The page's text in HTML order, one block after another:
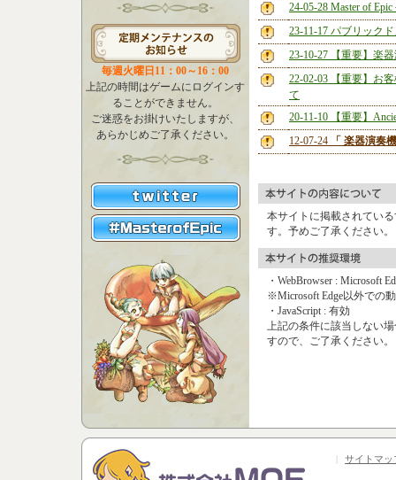
毎週火曜日11：00～16：00
上記の時間はゲームにログインす
ることができません。
ご迷惑をお掛けいたしますが、
あらかじめご了承ください。
24-05-28 Master of
23-11-17 パブリック
23-10-27 【重要】楽
22-02-03 【重要】お
て
20-11-10 【重要】
12-07-24
「 楽器演奏
本サイトに掲載されてい
す。予めご了承ください。
・WebBrowser : Microsoft
※Microsoft Edge以外での
・JavaScript : 有効
上記の条件に該当しない
すので、ご了承ください。
| サイトマッ